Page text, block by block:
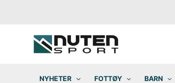
NYHETER FOTTØY BARN